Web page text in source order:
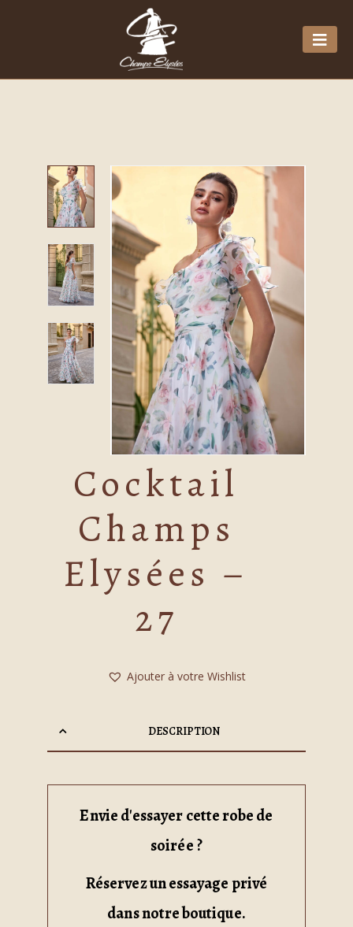
Cocktail
Champs
Elysées –
27
Ajouter à votre Wishlist
DESCRIPTION
Envie d'essayer cette robe de
soirée ?
Réservez un essayage privé
dans notre boutique.